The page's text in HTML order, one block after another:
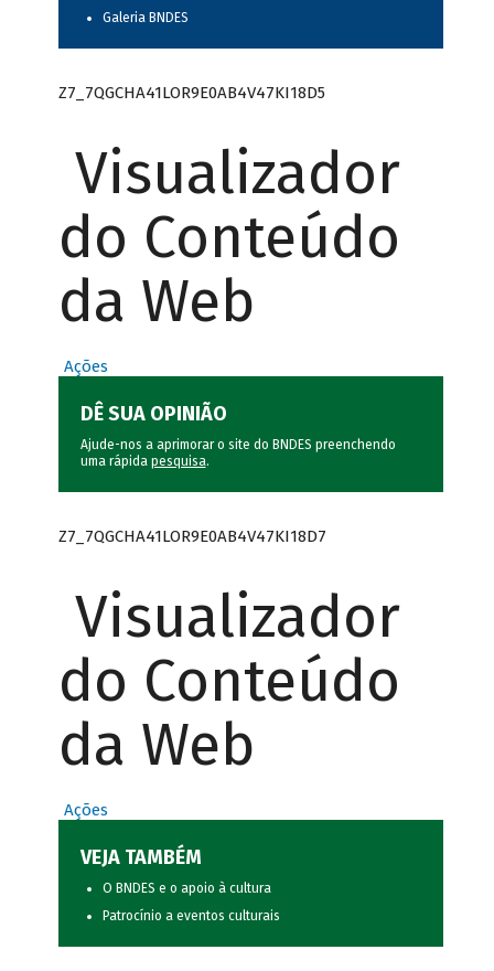
Galeria BNDES
Z7_7QGCHA41LOR9E0AB4V47KI18D5
Visualizador
do Conteúdo
da Web
Ações
DÊ SUA OPINIÃO
Ajude-nos a aprimorar o site do BNDES preenchendo
uma rápida pesquisa.
Z7_7QGCHA41LOR9E0AB4V47KI18D7
Visualizador
do Conteúdo
da Web
Ações
VEJA TAMBÉM
O BNDES e o apoio à cultura
Patrocínio a eventos culturais